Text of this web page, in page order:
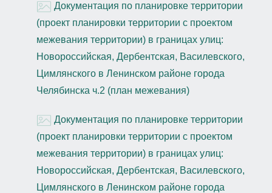
Документация по планировке территории
(проект планировки территории с проектом
межевания территории) в границах улиц:
Новороссийская, Дербентская, Василевского,
Цимлянского в Ленинском районе города
Челябинска ч.2 (план межевания)
Документация по планировке территории
(проект планировки территории с проектом
межевания территории) в границах улиц:
Новороссийская, Дербентская, Василевского,
Цимлянского в Ленинском районе города